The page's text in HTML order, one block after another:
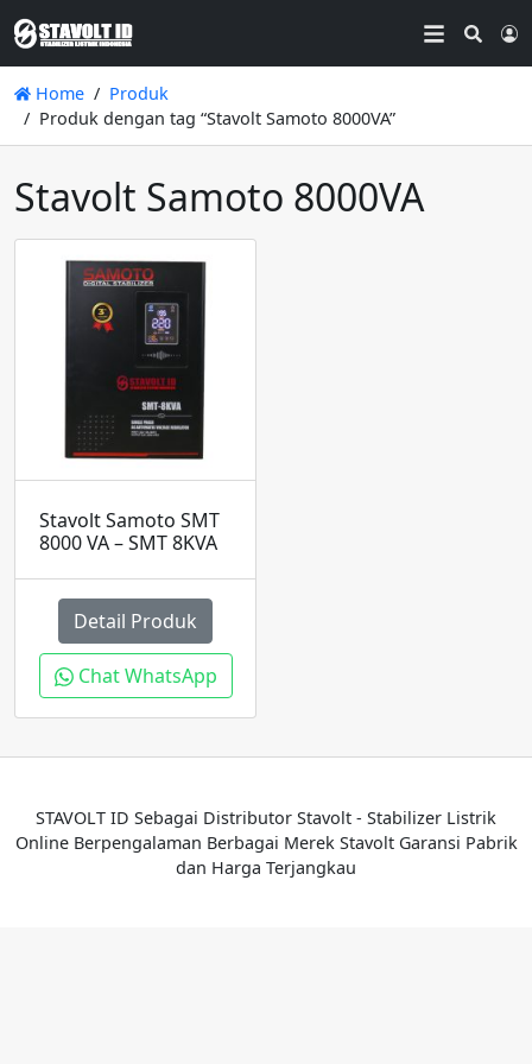
Home
Produk
Produk dengan tag “Stavolt Samoto 8000VA”
Stavolt Samoto 8000VA
Stavolt Samoto SMT
8000 VA – SMT 8KVA
Detail Produk
Chat WhatsApp
STAVOLT ID Sebagai Distributor Stavolt - Stabilizer Listrik
Online Berpengalaman Berbagai Merek Stavolt Garansi Pabrik
dan Harga Terjangkau